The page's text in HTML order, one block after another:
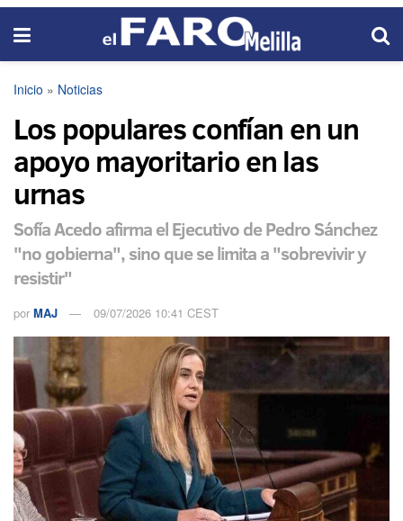
Inicio » Noticias
Los populares confían en un
apoyo mayoritario en las
urnas
Sofía Acedo afirma el Ejecutivo de Pedro Sánchez
"no gobierna", sino que se limita a "sobrevivir y
resistir"
por MAJ 09/07/2026 10:41 CEST